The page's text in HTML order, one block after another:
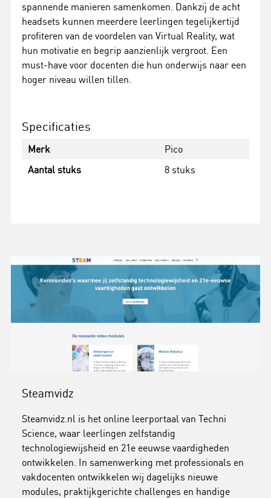
spannende manieren samenkomen. Dankzij de acht
headsets kunnen meerdere leerlingen tegelijkertijd
profiteren van de voordelen van Virtual Reality, wat
hun motivatie en begrip aanzienlijk vergroot. Een
must-have voor docenten die hun onderwijs naar een
hoger niveau willen tillen.
Specificaties
Merk
Pico
Aantal stuks
8 stuks
Steamvidz
Steamvidz.nl is het online leerportaal van Techni
Science, waar leerlingen zelfstandig
technologiewijsheid en 21e eeuwse vaardigheden
ontwikkelen. In samenwerking met professionals en
vakdocenten ontwikkelen wij dagelijks nieuwe
modules, praktijkgerichte challenges en handige